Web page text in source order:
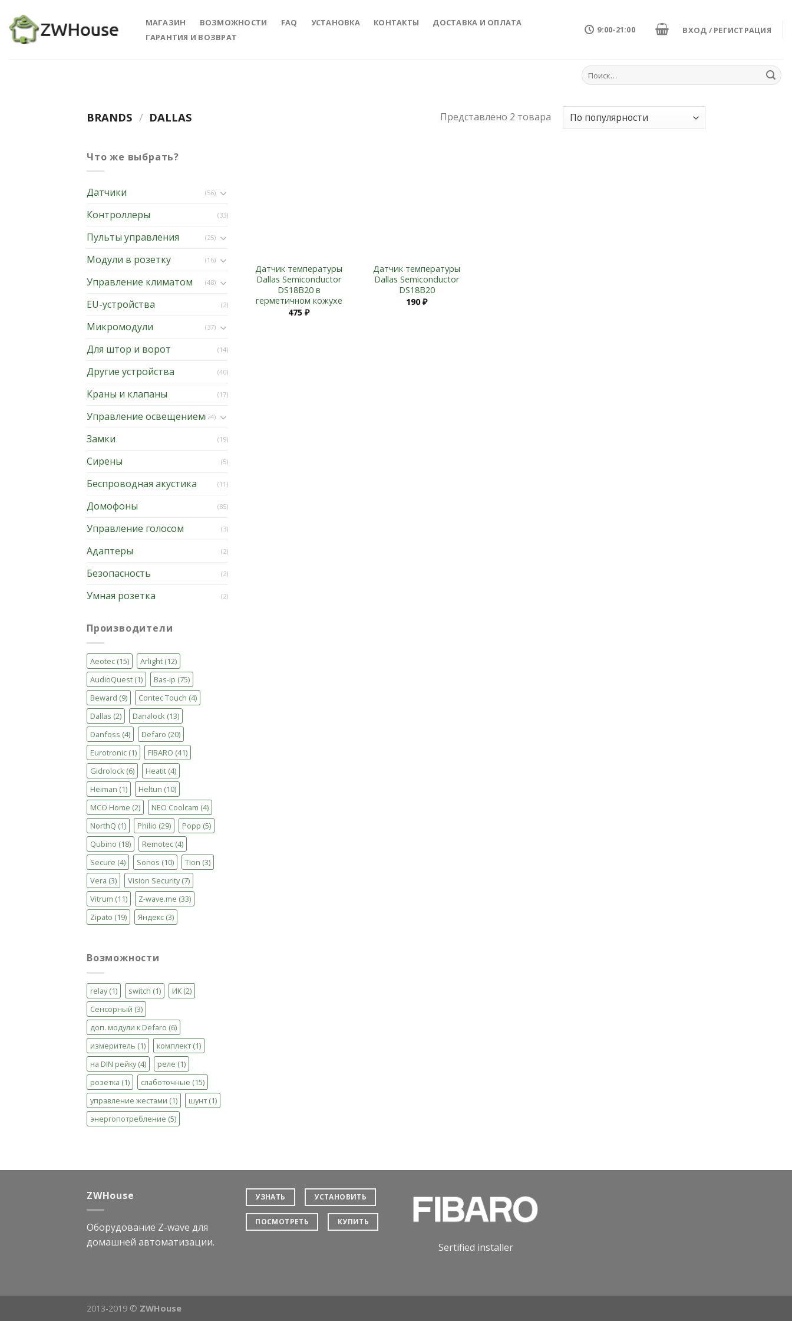
content
МАГАЗИН ВОЗМОЖНОСТИ FAQ УСТАНОВКА КОНТАКТЫ
ДОСТАВКА И ОПЛАТА
ГАРАНТИЯ И ВОЗВРАТ
9:00-21:00 ВХОД / РЕГИСТРАЦИЯ
Искать:
BRANDS / DALLAS Представлено 2 товара
Что же выбрать?
Датчики (56)
Контроллеры (33)
Пульты управления (25)
Модули в розетку (16)
Управление климатом (48)
EU-устройства (2)
Микромодули (37)
Для штор и ворот (14)
Другие устройства (40)
Краны и клапаны (17)
Управление освещением(24)
Замки (19)
Сирены (5)
Беспроводная акустика (11)
Домофоны (85)
Управление голосом (3)
Адаптеры (2)
Безопасность (2)
Умная розетка (2)
Производители
Aeotec (15) Arlight (12)
AudioQuest (1) Bas-ip (75)
Beward (9) Contec Touch (4)
Dallas (2) Danalock (13)
Danfoss (4) Defaro (20)
Eurotronic (1) FIBARO (41)
Gidrolock (6) Heatit (4)
Heiman (1) Heltun (10)
MCO Home (2) NEO Coolcam (4)
NorthQ (1) Philio (29) Popp (5)
Qubino (18) Remotec (4)
Secure (4) Sonos (10) Tion (3)
Vera (3) Vision Security(7)
Vitrum (11) Z-wave.me (33)
Zipato (19) Яндекс (3)
Возможности
relay(1) switch (1) ИК (2)
Сенсорный (3)
доп. модули к Defaro (6)
измеритель (1) комплект(1)
на DIN рейку(4) реле (1)
розетка (1) слаботочные (15)
управление жестами (1) шунт(1)
энергопотребление (5)
Датчик температуры
Dallas Semiconductor
DS18B20 в
герметичном кожухе
475 ₽
Датчик температуры
Dallas Semiconductor
DS18B20
190₽
ZWHouse
Оборудование Z-wave для
домашней автоматизации.
УЗНАТЬ УСТАНОВИТЬ
ПОСМОТРЕТЬ КУПИТЬ
Sertified installer
2013-2019 © ZWHouse